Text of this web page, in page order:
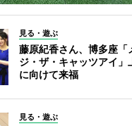
見る・遊ぶ
藤原紀香さん、博多座「
ジ・ザ・キャッツアイ」
に向けて来福
見る・遊ぶ